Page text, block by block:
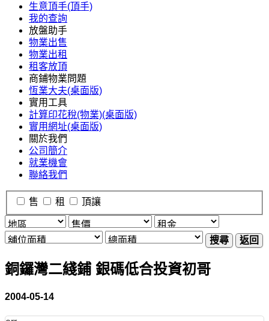
生意頂手(頂手)
我的查詢
放盤助手
物業出售
物業出租
租客放頂
商鋪物業問題
恆業大夫(桌面版)
實用工具
計算印花稅(物業)(桌面版)
實用網址(桌面版)
關於我們
公司簡介
就業機會
聯絡我們
售 租 頂讓
搜尋 返回
銅鑼灣二綫鋪 銀碼低合投資初哥
2004-05-14